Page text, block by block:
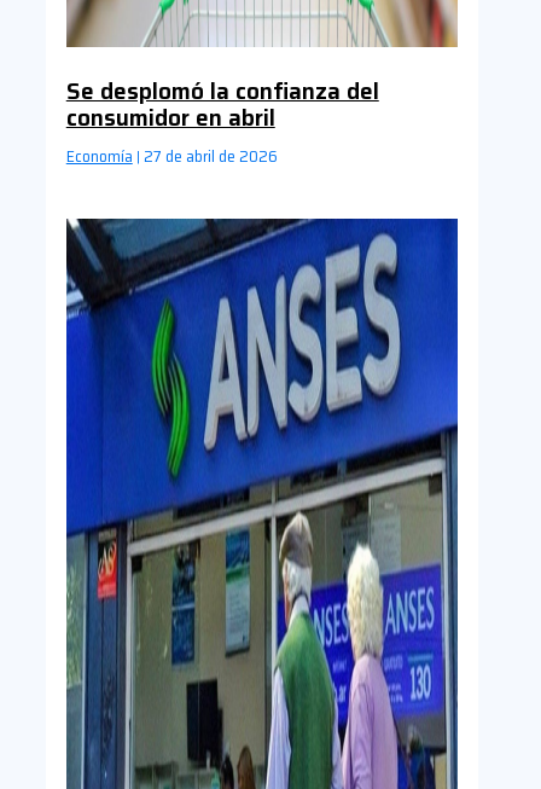
Se desplomó la confianza del
consumidor en abril
Economía | 27 de abril de 2026